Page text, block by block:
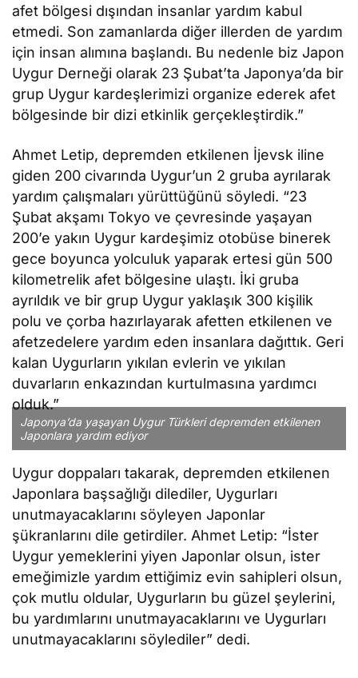
afet bölgesi dışından insanlar yardım kabul
etmedi. Son zamanlarda diğer illerden de yardım
için insan alımına başlandı. Bu nedenle biz Japon
Uygur Derneği olarak 23 Şubat’ta Japonya’da bir
grup Uygur kardeşlerimizi organize ederek afet
bölgesinde bir dizi etkinlik gerçekleştirdik.”
Ahmet Letip, depremden etkilenen İjevsk iline
giden 200 civarında Uygur’un 2 gruba ayrılarak
yardım çalışmaları yürüttüğünü söyledi. “23
Şubat akşamı Tokyo ve çevresinde yaşayan
200’e yakın Uygur kardeşimiz otobüse binerek
gece boyunca yolculuk yaparak ertesi gün 500
kilometrelik afet bölgesine ulaştı. İki gruba
ayrıldık ve bir grup Uygur yaklaşık 300 kişilik
polu ve çorba hazırlayarak afetten etkilenen ve
afetzedelere yardım eden insanlara dağıttık. Geri
kalan Uygurların yıkılan evlerin ve yıkılan
duvarların enkazından kurtulmasına yardımcı
olduk.”
Japonya’da yaşayan Uygur Türkleri depremden etkilenen
Japonlara yardım ediyor
Uygur doppaları takarak, depremden etkilenen
Japonlara başsağlığı dilediler, Uygurları
unutmayacaklarını söyleyen Japonlar
şükranlarını dile getirdiler. Ahmet Letip: “İster
Uygur yemeklerini yiyen Japonlar olsun, ister
emeğimizle yardım ettiğimiz evin sahipleri olsun,
çok mutlu oldular, Uygurların bu güzel şeylerini,
bu yardımlarını unutmayacaklarını ve Uygurları
unutmayacaklarını söylediler” dedi.